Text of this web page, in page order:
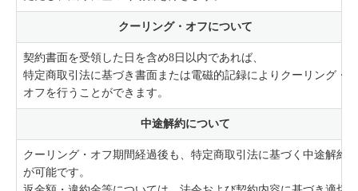
クーリング・オフについて
契約書面を受領した日を含め8日以内であれば、
特定商取引法に基づき書面または電磁的記録によりクーリング・
オフを行うことができます。
中途解約について
クーリング・オフ期間経過後も、特定商取引法に基づく中途解約
が可能です。